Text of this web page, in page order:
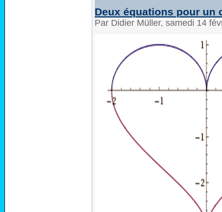
Deux équations pour un
Par Didier Müller, samedi 14